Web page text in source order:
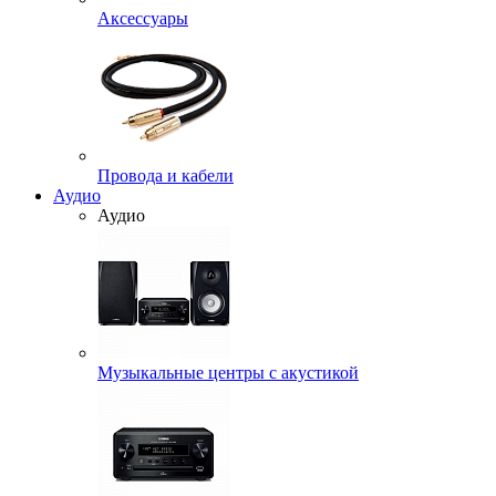
Аксессуары
Провода и кабели
Аудио
Аудио
Музыкальные центры с акустикой